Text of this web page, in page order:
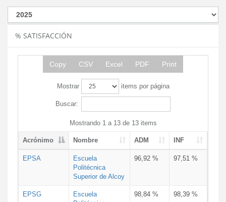
% SATISFACCIÓN
Copy CSV Excel PDF Print
Mostrar items por página
Buscar:
Mostrando 1 a 13 de 13 items
Acrónimo Nombre ADM INF
EPSA
Escuela
Politécnica
Superior de Alcoy
96,92 % 97,51 %
EPSG
Escuela
98,84 % 98,39 %